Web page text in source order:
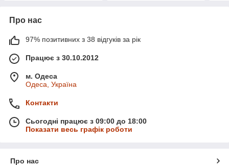
Про нас
97% позитивних з 38 відгуків за рік
Працює з 30.10.2012
м. Одеса
Одеса, Україна
Контакти
Сьогодні працює з 09:00 до 18:00
Показати весь графік роботи
Про нас